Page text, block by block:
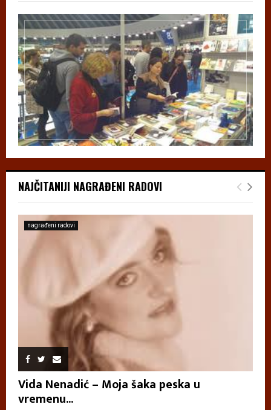
NAJČITANIJI NAGRAĐENI RADOVI
nagrađeni radovi
Vida Nenadić – Moja šaka peska u
vremenu...